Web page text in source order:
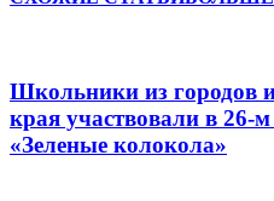
Школьники из городов
края участвовали в 26-
«Зеленые колокола»